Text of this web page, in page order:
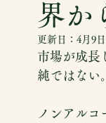
界か
更新日： 4月9日
市場が成長
純ではない。
ノンアル